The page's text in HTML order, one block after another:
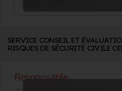
SERVICE CONSEIL ET
RISQUES DE SÉCURITÉ CIVILE